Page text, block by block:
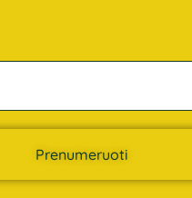
Prenumeruoti